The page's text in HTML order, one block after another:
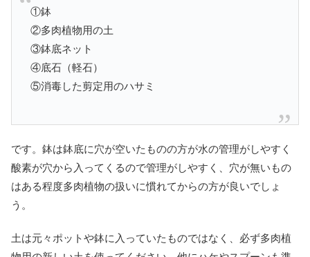
①鉢
②多肉植物用の土
③鉢底ネット
④底石（軽石）
⑤消毒した剪定用のハサミ
です。鉢は鉢底に穴が空いたものの方が水の管理がしやすく
酸素が穴から入ってくるので管理がしやすく、穴が無いもの
はある程度多肉植物の扱いに慣れてからの方が良いでしょ
う。
土は元々ポットや鉢に入っていたものではなく、必ず多肉植